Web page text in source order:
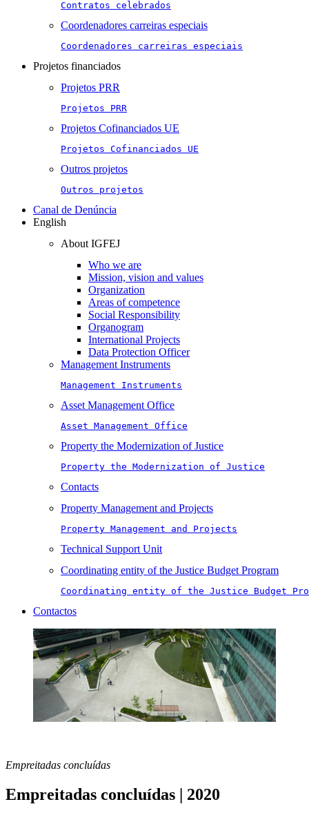
Contratos celebrados
Coordenadores carreiras especiais
Coordenadores carreiras especiais
Projetos financiados
Projetos PRR
Projetos PRR
Projetos Cofinanciados UE
Projetos Cofinanciados UE
Outros projetos
Outros projetos
Canal de Denúncia
English
About IGFEJ
Who we are
Mission, vision and values
Organization
Areas of competence
Social Responsibility
Organogram
International Projects
Data Protection Officer
Management Instruments
Management Instruments
Asset Management Office
Asset Management Office
Property the Modernization of Justice
Property the Modernization of Justice
Contacts
Property Management and Projects
Property Management and Projects
Technical Support Unit
Coordinating entity of the Justice Budget Program
Coordinating entity of the Justice Budget
Contactos
Empreitadas concluídas
Empreitadas concluídas | 2020